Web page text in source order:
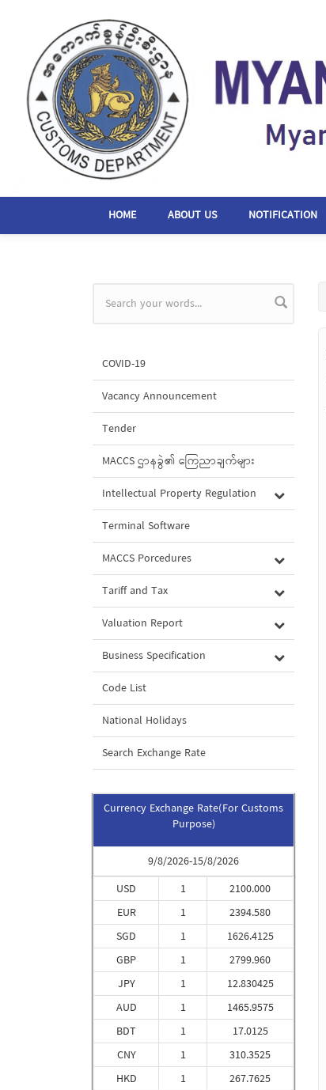
HOME ABOUT US NOTIFICATION
Search form
COVID-19
Vacancy Announcement
Tender
MACCS ဌာနခွဲ၏ ကြေညာချက်များ
Intellectual Property Regulation
Terminal Software
MACCS Porcedures
Tariff and Tax
Valuation Report
Business Specification
Code List
National Holidays
Search Exchange Rate
Currency Exchange Rate(For Customs
Purpose)
9/8/2026-15/8/2026
USD
EUR
SGD
GBP
JPY
AUD
BDT
CNY
HKD
1
1
1
1
1
1
1
1
1
2100.000
2394.580
1626.4125
2799.960
12.830425
1465.9575
17.0125
310.3525
267.7625